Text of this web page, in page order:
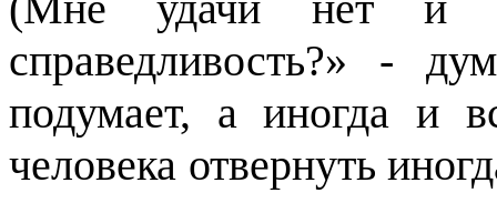
справедливость?» -
подумает, а иногда и
человека отвернуть